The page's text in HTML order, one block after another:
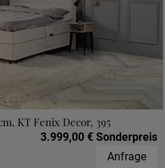
KT Fenix Decor, 395
3.999,00 € Sonderpreis
Anfrage